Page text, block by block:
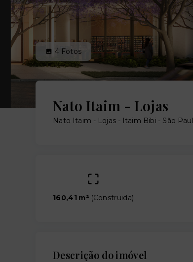
4 Fotos
Nato Itaim - Lojas
Nato Itaim - Lojas - Itaim Bibi - São
160,41 m² (Construida)
Descrição do imóvel